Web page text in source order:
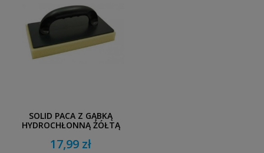
SOLID PACA Z GĄBKĄ
HYDROCHŁONNĄ ŻÓŁTĄ
17,99 zł